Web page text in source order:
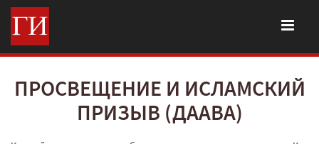
ПРОСВЕЩЕНИЕ И ИСЛАМСКИЙ
ПРИЗЫВ (ДААВА)